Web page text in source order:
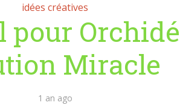
idées créatives
pour
Miracle
1 an ago